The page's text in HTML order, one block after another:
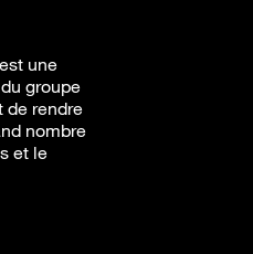
une
groupe
de rendre
nombre
et le